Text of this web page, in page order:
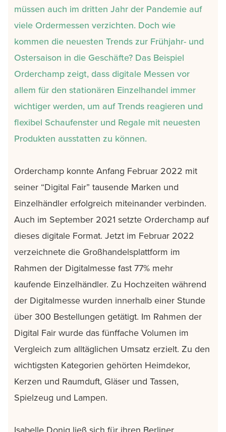
müssen auch im dritten Jahr der Pandemie auf
viele Ordermessen verzichten. Doch wie
kommen die neuesten Trends zur Frühjahr- und
Ostersaison in die Geschäfte? Das Beispiel
Orderchamp zeigt, dass digitale Messen vor
allem für den stationären Einzelhandel immer
wichtiger werden, um auf Trends reagieren und
flexibel Schaufenster und Regale mit neuesten
Produkten ausstatten zu können.
Orderchamp konnte Anfang Februar 2022 mit
seiner “Digital Fair” tausende Marken und
Einzelhändler erfolgreich miteinander verbinden.
Auch im September 2021 setzte Orderchamp auf
dieses digitale Format. Jetzt im Februar 2022
verzeichnete die Großhandelsplattform im
Rahmen der Digitalmesse fast 77% mehr
kaufende Einzelhändler. Zu Hochzeiten während
der Digitalmesse wurden innerhalb einer Stunde
über 300 Bestellungen getätigt. Im Rahmen der
Digital Fair wurde das fünffache Volumen im
Vergleich zum alltäglichen Umsatz erzielt. Zu den
wichtigsten Kategorien gehörten Heimdekor,
Kerzen und Raumduft, Gläser und Tassen,
Spielzeug und Lampen.